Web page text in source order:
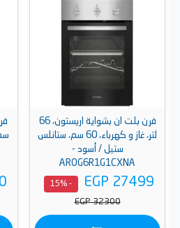
فرن بلت ان بشواية اريستون، 66
لتر، غاز و كهرباء، 60 سم، ستانلس
ستيل / أسود -
AROG6R1G1CXNA
EGP 27499
- 15%
EGP 32300